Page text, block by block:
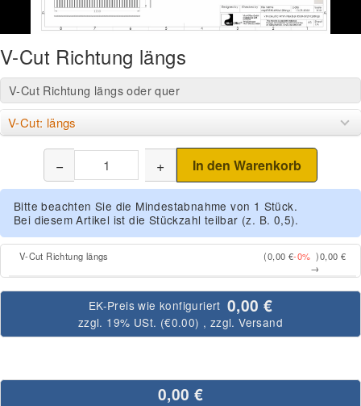
V-Cut Richtung längs
V-Cut Richtung längs oder quer
V-Cut: längs
0,00 €
V-Cut Richtung längs (0,00 €-0% )
→
0,00 €
EK-Preis wie konfiguriert 0,00 €
zzgl. 19% USt. (€0.00) , zzgl.Versand
− + In den Warenkorb
Bitte beachten Sie die Mindestabnahme von 1 Stück.
Bei diesem Artikel ist die Stückzahl teilbar (z. B. 0,5).